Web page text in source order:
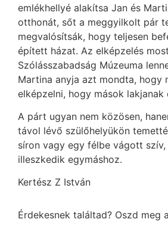
emlékhellyé alakítsa Jan és
otthonát, sőt a meggyilkolt pár
megvalósítsák, hogy teljesen
épített házat. Az elképzelés
Szólásszabadság Múzeuma
Martina anyja azt mondta, hogy
elképzelni, hogy mások lakjanak
A párt ugyan nem közösen,
távol lévő szülőhelyükön
síron vagy egy félbe vágott
illeszkedik egymáshoz.
Kertész Z István
Érdekesnek találtad? Oszd meg